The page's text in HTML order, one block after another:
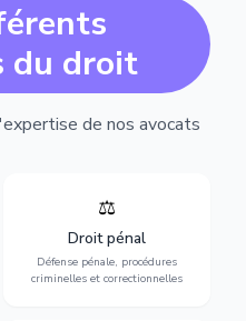
du droit
de nos avocats
⚖️
Droit pénal
Défense pénale, procédures
criminelles et correctionnelles
Expertise en matière pénale,
vue jusqu'au procès, pour
toute affaire correctionnelle
ou criminelle.